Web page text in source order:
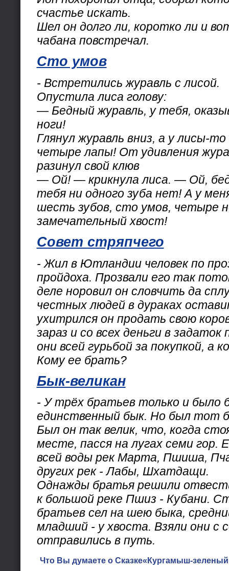
счастье искать.
Шел он долго ли, коротко ли и
чабана повстречал.
Сто умов
- Встретились журавль с лисой.
Опустила лиса голову:
— Бедный журавль, у тебя,
ноги!
Глянул журавль вниз, а у лисы-
четыре лапы! От удивления
разинул свой клюв
— Ой! — крикнула лиса. — Ой,
тебя ни одного зуба нет! А у
шесть зубов, сто умов, четыре
замечательный хвост!
Совет стряпчего
- Жил в Ютландии человек по
пройдоха. Прозвали его так
деле норовил он словчить да
честных людей в дураках
ухитрился он продать свою
зараз и со всех деньги в
они всей гурьбой за покупкой, а
Кому ее брать?
Бык-великан
- У трёх братьев только и было
единственный бык. Но был тот
Был он так велик, что, когда
месте, пасся на лугах семи гор.
всей воды рек Марта, Пшиша,
других рек - Лабы, Шхатдащи.
Однажды братья решили
к большой реке Пшиз - Кубани.
братьев сел на шею быка,
младший - у хвоста. Взяли они с
отправились в путь.
Что Вы думаете о Сказке«Кургамыш-зеленый